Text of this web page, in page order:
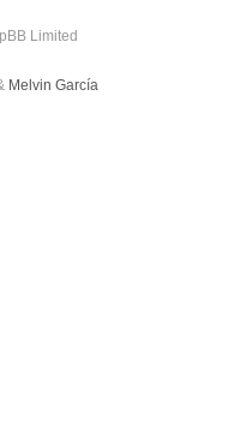
Limited
Melvin García